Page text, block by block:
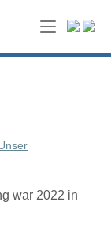
war 2022 in